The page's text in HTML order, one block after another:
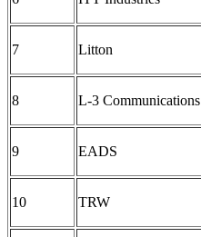
7 Litton
8 L-3 Communications
9 EADS
10 TRW